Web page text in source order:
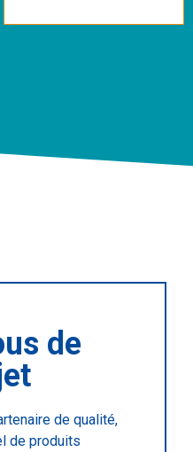
de
de qualité,
de produits